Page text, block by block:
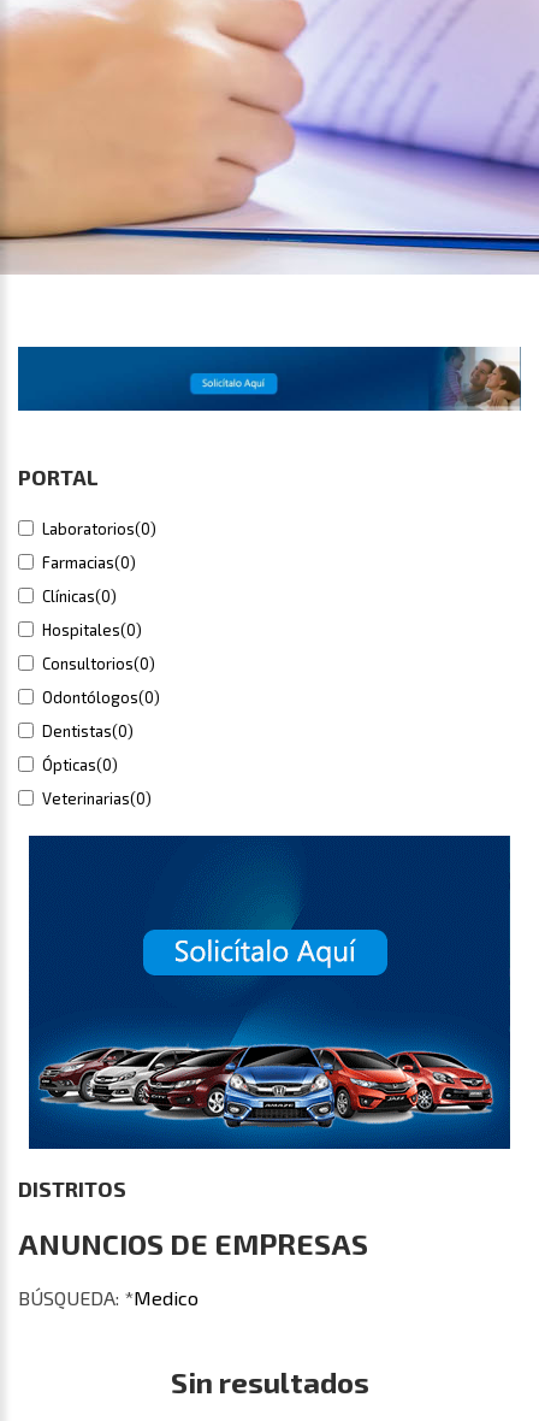
PORTAL
Laboratorios(0)
Farmacias(0)
Clínicas(0)
Hospitales(0)
Consultorios(0)
Odontólogos(0)
Dentistas(0)
Ópticas(0)
Veterinarias(0)
DISTRITOS
ANUNCIOS DE EMPRESAS
BÚSQUEDA: *Medico
Sin resultados